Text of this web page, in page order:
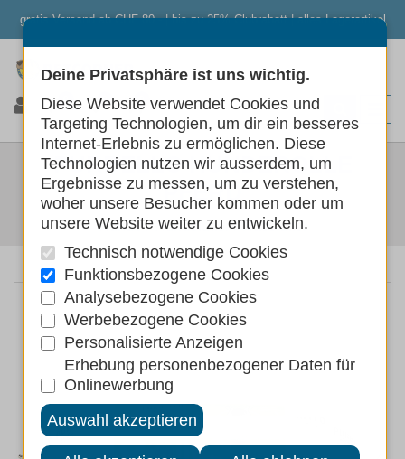
gratis Versand ab CHF 80.- | bis zu 25% Clubrabatt | alles Lagerartikel
0 0 0
PURBELLO HUNDEROLLE
PFERD
Hunde Hundefutter Nassfutter
Deine Privatsphäre ist uns wichtig.
Diese Website verwendet Cookies und
Targeting Technologien, um dir ein besseres
Internet-Erlebnis zu ermöglichen. Diese
Technologien nutzen wir ausserdem, um
Ergebnisse zu messen, um zu verstehen,
woher unsere Besucher kommen oder um
unsere Website weiter zu entwickeln.
Technisch notwendige Cookies
Funktionsbezogene Cookies
Analysebezogene Cookies
Werbebezogene Cookies
Personalisierte Anzeigen
Erhebung personenbezogener Daten für
Onlinewerbung